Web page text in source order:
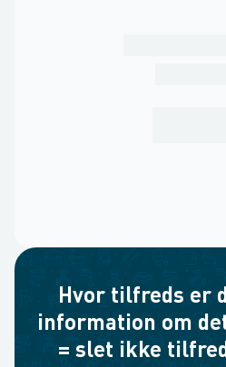
Hvor tilfreds er
information om
= slet ikke